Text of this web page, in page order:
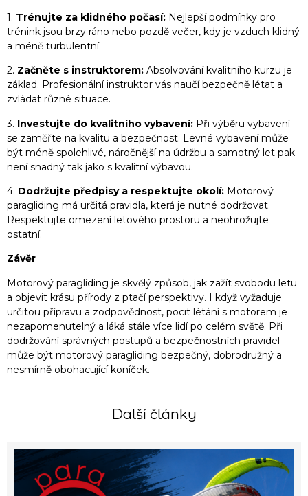
1. Trénujte za klidného počasí: Nejlepší podmínky pro
trénink jsou brzy ráno nebo pozdě večer, kdy je vzduch klidný
a méně turbulentní.
2. Začněte s instruktorem: Absolvování kvalitního kurzu je
základ. Profesionální instruktor vás naučí bezpečně létat a
zvládat různé situace.
3. Investujte do kvalitního vybavení: Při výběru vybavení
se zaměřte na kvalitu a bezpečnost. Levné vybavení může
být méně spolehlivé, náročnější na údržbu a samotný let pak
není snadný tak jako s kvalitní výbavou.
4. Dodržujte předpisy a respektujte okolí: Motorový
paragliding má určitá pravidla, která je nutné dodržovat.
Respektujte omezení letového prostoru a neohrožujte
ostatní.
Závěr
Motorový paragliding je skvělý způsob, jak zažít svobodu letu
a objevit krásu přírody z ptačí perspektivy. I když vyžaduje
určitou přípravu a zodpovědnost, pocit létání s motorem je
nezapomenutelný a láká stále více lidí po celém světě. Při
dodržování správných postupů a bezpečnostních pravidel
může být motorový paragliding bezpečný, dobrodružný a
nesmírně obohacující koníček.
Další články